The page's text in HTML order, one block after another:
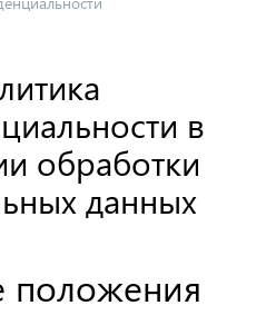
в
обработки
данных